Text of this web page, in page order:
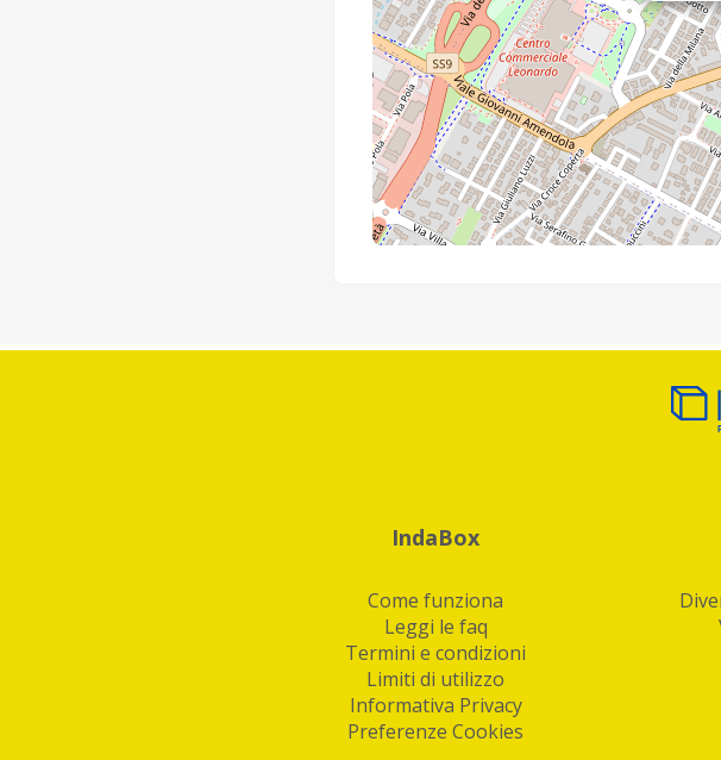
IndaBox
Come funziona
Leggi le faq
Termini e condizioni
Limiti di utilizzo
Informativa Privacy
Preferenze Cookies